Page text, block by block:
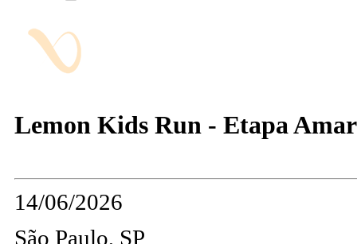
Lemon Kids Run - Etapa
14/06/2026
São Paulo, SP